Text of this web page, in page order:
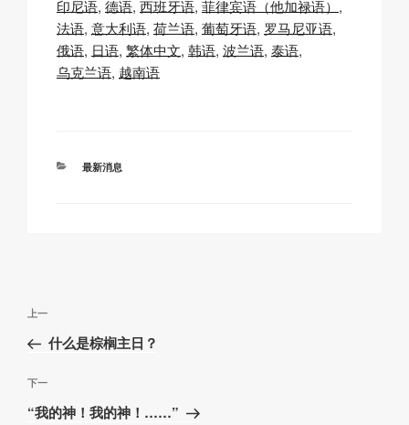
y
Li
n
e
b
s
A
p
c
印尼语 德语 西班牙语 菲律宾语（他加禄语）
法语 意大利语 荷兰语 葡萄牙语 罗马尼亚语
俄语 日语 繁体中文 韩语 波兰语 泰语
乌克兰语 越南语
分
最新消息
文
导
航
上
一
文
章
上一
什么是棕榈主日？
下
一
下一
“我的神！我的神！……”